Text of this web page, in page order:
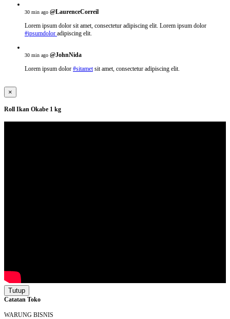
30 min ago @LaurenceCorreil
Lorem ipsum dolor sit amet, consectetur adipiscing elit. Lorem ipsum dolor
#ipsumdolor adipiscing elit.
30 min ago @JohnNida
Lorem ipsum dolor #sitamet sit amet, consectetur adipiscing elit.
×
Roll Ikan Okabe 1 kg
Tutup
Catatan Toko
WARUNG BISNIS